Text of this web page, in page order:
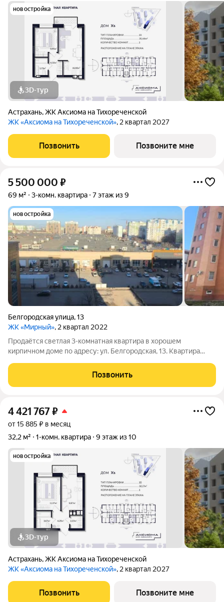
новостройка
3D-тур
Астрахань,ЖК Аксиома на Тихореченской
ЖК «Аксиома на Тихореченской», 2 квартал 2027
Позвонить Позвоните мне
5 500 000 ₽
69 м² 3-комн. квартира 7 этаж из 9
новостройка
Белгородская улица,13
ЖК «Мирный», 2 квартал 2022
Продаётся светлая 3-комнатная квартира в хорошем
кирпичном доме по адресу: ул. Белгородская, 13. Квартира
отдельные комнаты, просторная кухня, раздельный санузел,
Позвонить
4 421 767₽
от 15 885 ₽ в месяц
32,2 м²
1-комн. квартира 9 этаж из 10
новостройка
3D-тур
Астрахань,ЖК Аксиома на Тихореченской
ЖК «Аксиома на Тихореченской», 2 квартал 2027
Позвонить Позвоните мне